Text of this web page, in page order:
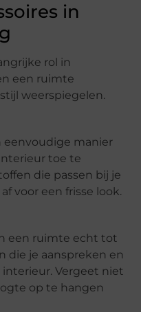
in
rol in
een ruimte
weerspiegelen.
eenvoudige manier
toe te
die passen bij je
voor een frisse look.
een ruimte echt tot
die je aanspreken en
interieur. Vergeet niet
op te hangen